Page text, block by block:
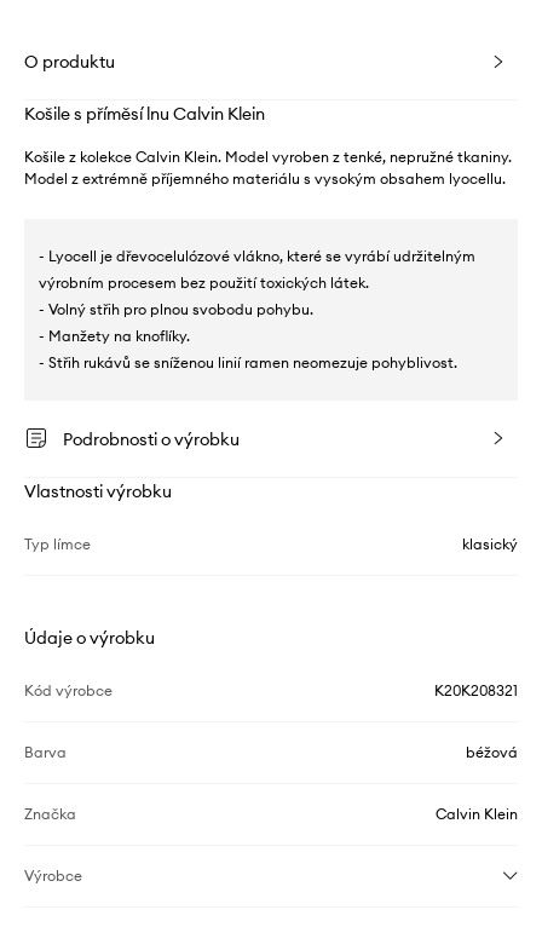
O produktu
Košile s příměsí lnu Calvin Klein
Košile z kolekce Calvin Klein. Model vyroben z tenké, nepružné tkaniny.
Model z extrémně příjemného materiálu s vysokým obsahem lyocellu.
- Lyocell je dřevocelulózové vlákno, které se vyrábí udržitelným
výrobním procesem bez použití toxických látek.
- Volný střih pro plnou svobodu pohybu.
- Manžety na knoflíky.
- Střih rukávů se sníženou linií ramen neomezuje pohyblivost.
Podrobnosti o výrobku
Vlastnosti výrobku
Typ límce klasický
Údaje o výrobku
Kód výrobce K20K208321
Barva béžová
Značka Calvin Klein
Výrobce